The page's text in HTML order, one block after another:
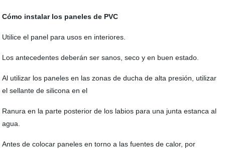
Cómo instalar los paneles de PVC
Utilice el panel para usos en interiores.
Los antecedentes deberán ser sanos, seco y en buen estado.
Al utilizar los paneles en las zonas de ducha de alta presión, utilizar
el sellante de silicona en el
Ranura en la parte posterior de los labios para una junta estanca al
agua.
Antes de colocar paneles en torno a las fuentes de calor, por